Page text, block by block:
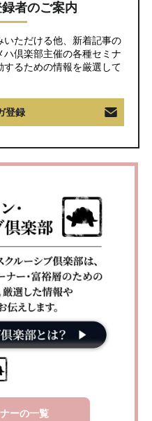
者のご案内
いただける他、新着記事の
倶楽部主催の各種セミナ
るための情報を厳選して
登録
ーの一覧